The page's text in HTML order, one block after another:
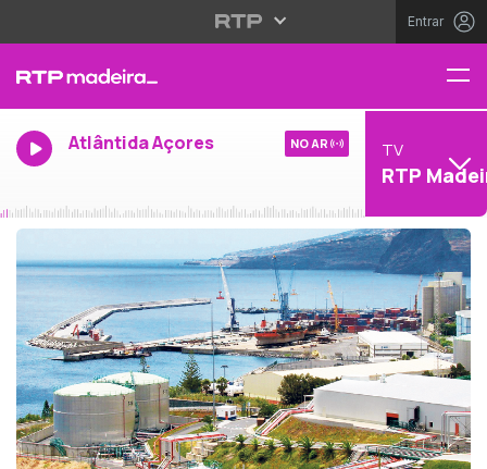
Entrar
Atlântida Açores NO AR TV
RTP